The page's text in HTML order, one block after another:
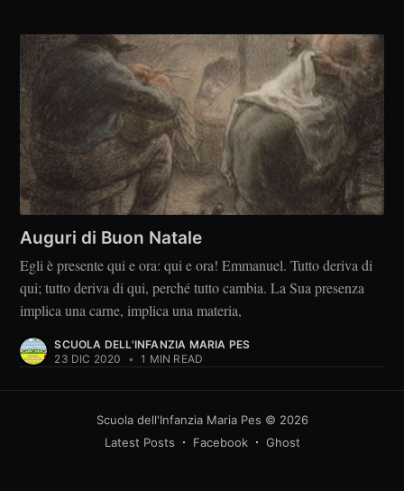
Auguri di Buon Natale
Egli è presente qui e ora: qui e ora! Emmanuel. Tutto deriva di
qui; tutto deriva di qui, perché tutto cambia. La Sua presenza
implica una carne, implica una materia,
SCUOLA DELL'INFANZIA MARIA PES
23 DIC 2020
• 1 MIN READ
Scuola dell'Infanzia Maria Pes © 2026
Latest Posts
Facebook Ghost